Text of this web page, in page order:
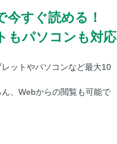
今すぐ読める！
もパソコンも対応
ットやパソコンなど最大10
、Webからの閲覧も可能で